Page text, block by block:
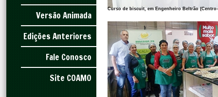
Versão Animada
Edições Anteriores
Fale Conosco
Site COAMO
Curso de biscuit, em Engenheiro Beltrão (Centro-